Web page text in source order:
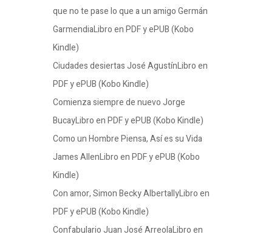
que no te pase lo que a un amigo Germán
GarmendiaLibro en PDF y ePUB (Kobo
Kindle)
Ciudades desiertas José AgustínLibro en
PDF y ePUB (Kobo Kindle)
Comienza siempre de nuevo Jorge
BucayLibro en PDF y ePUB (Kobo Kindle)
Como un Hombre Piensa, Así es su Vida
James AllenLibro en PDF y ePUB (Kobo
Kindle)
Con amor, Simon Becky AlbertallyLibro en
PDF y ePUB (Kobo Kindle)
Confabulario Juan José ArreolaLibro en